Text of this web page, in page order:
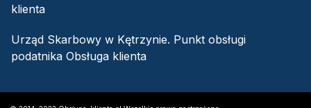
klienta
Urząd Skarbowy w Kętrzynie. Punkt obsługi
podatnika Obsługa klienta